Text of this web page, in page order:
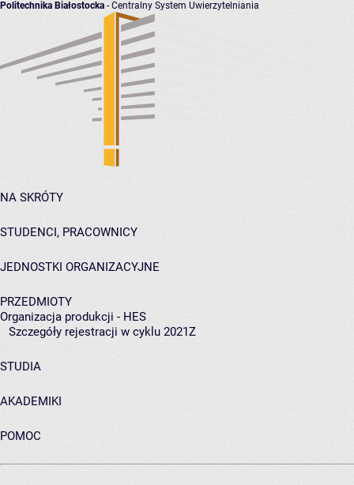
Politechnika Białostocka - Centralny System Uwierzytelniania
NA SKRÓTY
STUDENCI, PRACOWNICY
JEDNOSTKI ORGANIZACYJNE
PRZEDMIOTY
Organizacja produkcji - HES
Szczegóły rejestracji w cyklu 2021Z
STUDIA
AKADEMIKI
POMOC